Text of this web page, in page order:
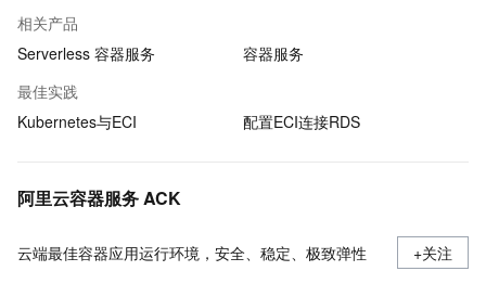
相关产品
Serverless 容器服务
容器服务
最佳实践
Kubernetes与ECI
配置ECI连接RDS
阿里云容器服务 ACK
云端最佳容器应用运行环境，安全、稳定、极致弹性 +关注